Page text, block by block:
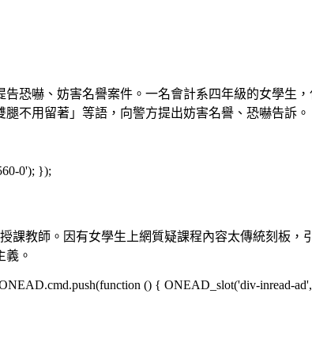
恐嚇、妨害名譽案件。一名會計系四年級的女學生
不用留著」等語，向警方提出妨害名譽、恐嚇告訴。
0'); });
教師。因有女學生上網質疑課程內容太傳統刻板，
義。
() { ONEAD_slot('div-inread-